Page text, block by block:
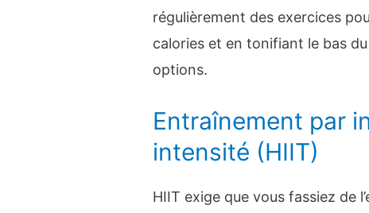
régulièrement des exercices
calories et en tonifiant le bas
options.
Entraînement par
intensité (HIIT)
HIIT exige que vous fassiez de